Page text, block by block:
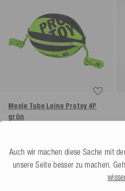
Mesle Tube Leine Protoy 4P
grün
79,99 €
UVP 119,99 €
Auch wir machen diese Sache mit
unsere Seite besser zu machen.